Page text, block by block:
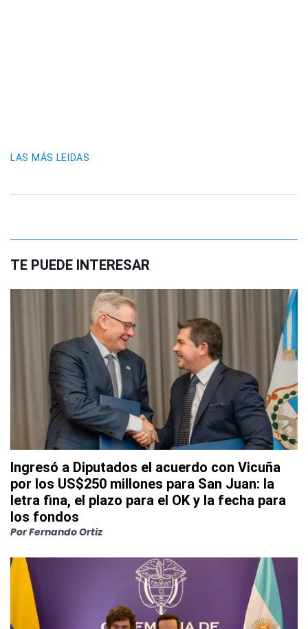
LAS MÁS LEIDAS
TE PUEDE INTERESAR
Ingresó a Diputados el acuerdo con Vicuña
por los US$250 millones para San Juan: la
letra fina, el plazo para el OK y la fecha para
los fondos
PorFernando Ortiz